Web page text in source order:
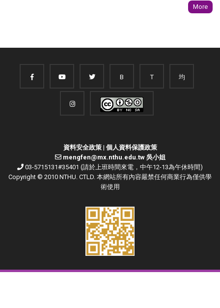
More
B T 均
資料安全政策| 個人資料保護政策
mengfen@mx.nthu.edu.tw 吳小姐
03-5715131#35401 (請於上班時間來電，中午12-13為午休時間)
Copyright © 2010 NTHU. CTLD. 本網站所有內容嚴禁任何商業行為僅供學
術使用